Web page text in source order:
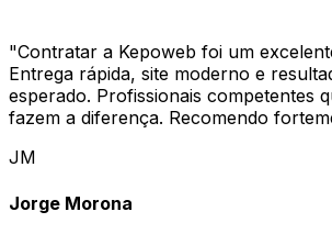
"Contratar a Kepoweb foi um
Entrega rápida, site moderno e
esperado. Profissionais competentes
fazem a diferença. Recomendo
JM
Jorge Morona